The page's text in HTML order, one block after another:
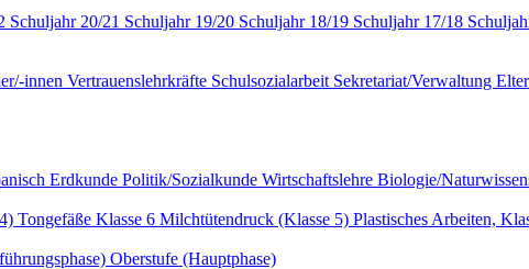
Schuljahr 20/21 Schuljahr 19/20 Schuljahr 18/19 Schuljahr 17/18
innen Vertrauenslehrkräfte Schulsozialarbeit Sekretariat/Verwaltung
Erdkunde Politik/Sozialkunde Wirtschaftslehre Biologie/
Tongefäße Klasse 6 Milchtütendruck (Klasse 5) Plastisches Arbeiten,
Oberstufe (Hauptphase)